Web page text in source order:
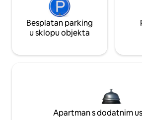
Besplatan parking
u sklopu objekta
Apartman s dodatnim